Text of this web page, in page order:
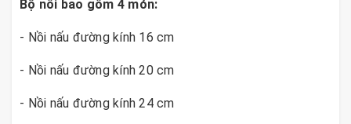
Bộ nồi bao gồm 4 món:
- Nồi nấu đường kính 16 cm
- Nồi nấu đường kính 20 cm
- Nồi nấu đường kính 24 cm